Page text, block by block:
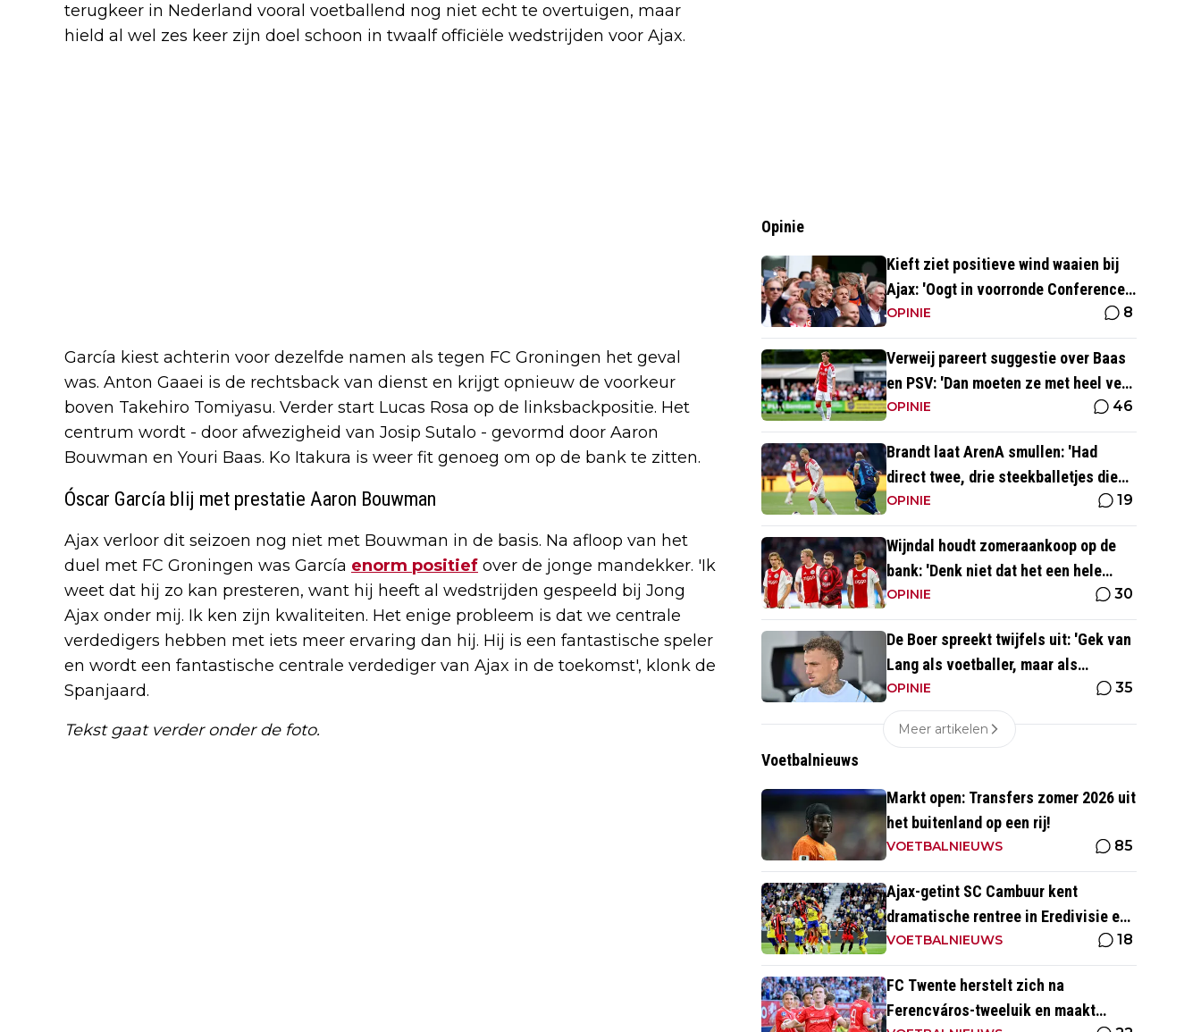
terugkeer in Nederland vooral voetballend nog niet echt te overtuigen, maar
hield al wel zes keer zijn doel schoon in twaalf officiële wedstrijden voor Ajax.
García kiest achterin voor dezelfde namen als tegen FC Groningen het geval
was. Anton Gaaei is de rechtsback van dienst en krijgt opnieuw de voorkeur
boven Takehiro Tomiyasu. Verder start Lucas Rosa op de linksbackpositie. Het
centrum wordt - door afwezigheid van Josip Sutalo - gevormd door Aaron
Bouwman en Youri Baas. Ko Itakura is weer fit genoeg om op de bank te zitten.
Óscar García blij met prestatie Aaron Bouwman
Ajax verloor dit seizoen nog niet met Bouwman in de basis. Na afloop van het
duel met FC Groningen was García enorm positief over de jonge mandekker. 'Ik
weet dat hij zo kan presteren, want hij heeft al wedstrijden gespeeld bij Jong
Ajax onder mij. Ik ken zijn kwaliteiten. Het enige probleem is dat we centrale
verdedigers hebben met iets meer ervaring dan hij. Hij is een fantastische speler
en wordt een fantastische centrale verdediger van Ajax in de toekomst', klonk de
Spanjaard.
Tekst gaat verder onder de foto.
Opinie
Kieft ziet positieve wind waaien bij
Ajax: 'Oogt in voorronde Conference
League fris en energiek'
OPINIE 8
Verweij pareert suggestie over Baas
en PSV: 'Dan moeten ze met heel veel
geld over de brug komen'
OPINIE 46
Brandt laat ArenA smullen: 'Had
direct twee, drie steekballetjes die
gewoon perfect waren'
OPINIE 19
Wijndal houdt zomeraankoop op de
bank: 'Denk niet dat het een hele
goede verdediger is'
OPINIE 30
De Boer spreekt twijfels uit: 'Gek van
Lang als voetballer, maar als
persoonlijkheid niet'
OPINIE 35
Meer artikelen
Voetbalnieuws
Markt open: Transfers zomer 2026 uit
het buitenland op een rij!
VOETBALNIEUWS 85
Ajax-getint SC Cambuur kent
dramatische rentree in Eredivisie en
krijgt pak slaag in eigen huis
VOETBALNIEUWS 18
FC Twente herstelt zich na
Ferencváros-tweeluik en maakt